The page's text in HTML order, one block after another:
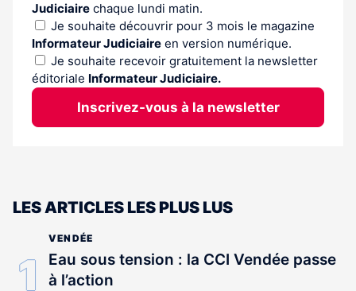
Judiciaire chaque lundi matin.
Je souhaite découvrir pour 3 mois le magazine
Informateur Judiciaire en version numérique.
Je souhaite recevoir gratuitement la newsletter
éditoriale Informateur Judiciaire.
Inscrivez-vous à la newsletter
LES ARTICLES LES PLUS LUS
VENDÉE
Eau sous tension : la CCI Vendée passe
à l’action